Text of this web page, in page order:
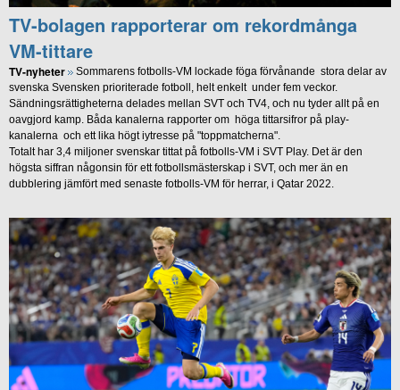
TV-bolagen rapporterar om rekordmånga
VM-tittare
TV-nyheter
Sommarens fotbolls-VM lockade föga förvånande stora delar av
svenska Svensken prioriterade fotboll, helt enkelt under fem veckor.
Sändningsrättigheterna delades mellan SVT och TV4, och nu tyder allt på en
oavgjord kamp. Båda kanalerna rapporter om höga tittarsifror på play-
kanalerna och ett lika högt iytresse på "toppmatcherna".
Totalt har 3,4 miljoner svenskar tittat på fotbolls-VM i SVT Play. Det är den
högsta siffran någonsin för ett fotbollsmästerskap i SVT, och mer än en
dubblering jämfört med senaste fotbolls-VM för herrar, i Qatar 2022.